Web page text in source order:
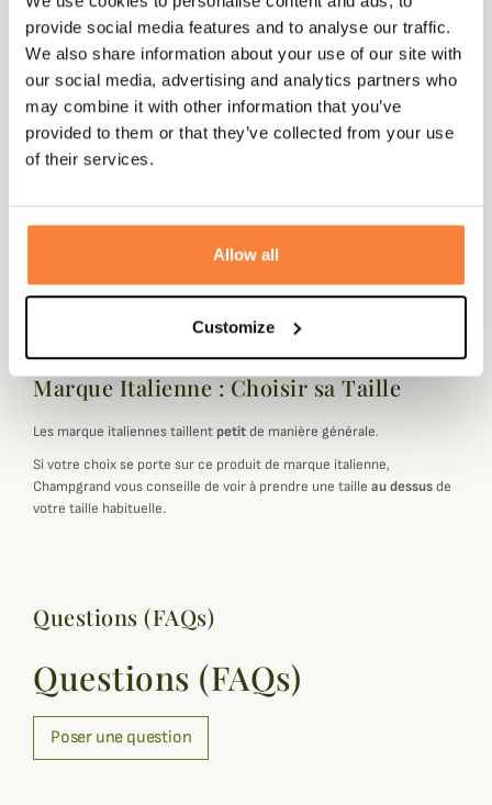
provide social media features and to analyse our traffic.
We also share information about your use of our site with
our social media, advertising and analytics partners who
may combine it with other information that you’ve
provided to them or that they’ve collected from your use
of their services.
Allow all
Customize
Fiche technique
Genre Homme
Marque Italienne : Choisir sa Taille
Les marque italiennes taillentpetitde manière générale.
Si votre choix se porte sur ce produit de marque italienne,
Champgrand vous conseille de voir à prendre une taille au dessusde
votre taille habituelle.
Questions (FAQs)
Questions (FAQs)
Poser une question